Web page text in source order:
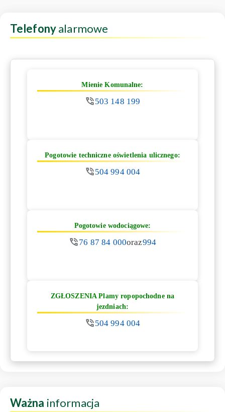
Telefonyalarmowe
Mienie Komunalne:
503 148 199
Pogotowie techniczne oświetlenia ulicznego:
504 994 004
Pogotowie wodociągowe:
76 87 84 000oraz994
ZGŁOSZENIA Plamy ropopochodne na
jezdniach:
504 994 004
Ważna informacja